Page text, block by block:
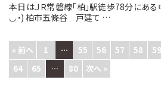
本日はＪＲ常磐線「柏」駅徒歩78分にあ
◡◔) 柏市五條谷 戸建て …
« 前へ 1 … 55 56 57 58 59
64
65 … 80 次へ »